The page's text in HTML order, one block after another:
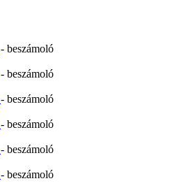
- beszámoló
- beszámoló
- beszámoló
- beszámoló
- beszámoló
- beszámoló